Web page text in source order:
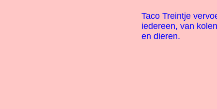
Taco Treintje
iedereen, van
en dieren.